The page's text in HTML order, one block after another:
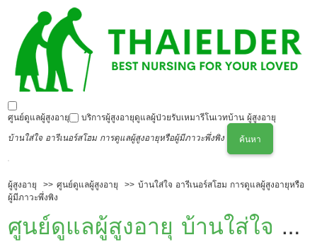
ศูนย์ดูแลผู้สูงอายุ บริการผู้สูงอายุดูแลผู้ป่วยรับเหมารีโนเวทบ้าน ผู้สูงอายุ
บ้านใส่ใจ อารีเนอร์สโฮม การดูแลผู้สูงอายุหรือผู้มีภาวะพึ่งพิง
ค้นหา
ผู้สูงอายุ ศูนย์ดูแลผู้สูงอายุ
บ้านใส่ใจ อารีเนอร์สโฮม การดูแลผู้สูงอายุหรือ
ผู้มีภาวะพึ่งพิง
ศูนย์ดูแลผู้สูงอายุ บ้านใส่ใจ อา